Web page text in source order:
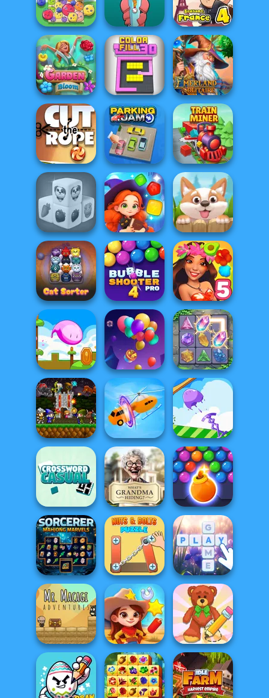
Parking Fury 3
Parking Way
Drift Cup Racing
Bob The Robber
4 Season 1: Fra...
Tower Fall
Fruit Party
Emerland
Solitaire
Color Fill 3D
Garden Bloom
Train Miner
Parking Jam
Cut the Rope
Puppy Blast
Magic and
Wizards Match
Farm Mahjong
3D
Hawaii Match 5
Bubble Shooter
Pro 4
Cat Sorter Puzzle
Crystal Connect
Balloon Match 3D
Mini Steps
Mini Springs
Shape-shifting
Mini Guardians
Castle Defense
Bubble Shooter
HD 3
What Is Grandma
Hiding
Casual
Crossword
Bubble Letters
Nuts & Bolts
Puzzle
Sorcerer
Mahjong Marvels
Wipe Insight
Master
Wild West Match
Mr. Macagi
Adventures